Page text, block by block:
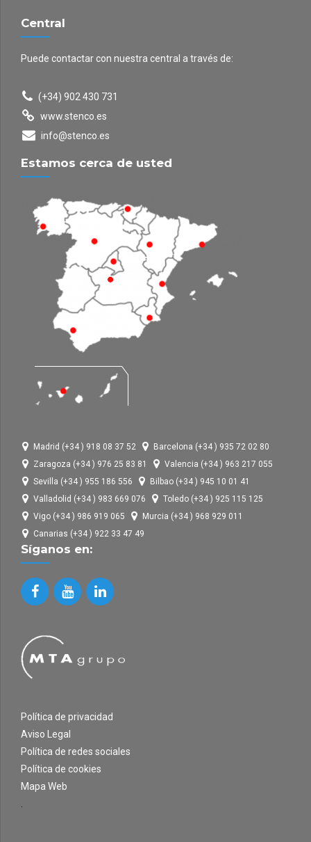
Central
Puede contactar con nuestra central a través de:
(+34) 902 430 731
www.stenco.es
info@stenco.es
Estamos cerca de usted
Madrid (+34 ) 918 08 37 52
Barcelona (+34 ) 935 72 02 80
Zaragoza (+34 ) 976 25 83 81
Valencia (+34 ) 963 217 055
Sevilla (+34 ) 955 186 556
Bilbao (+34 ) 945 10 01 41
Valladolid (+34 ) 983 669 076
Toledo (+34 ) 925 115 125
Vigo (+34 ) 986 919 065
Murcia (+34 ) 968 929 011
Canarias (+34 ) 922 33 47 49
Síganos en:
Política de privacidad
Aviso Legal
Política de redes sociales
Política de cookies
Mapa Web